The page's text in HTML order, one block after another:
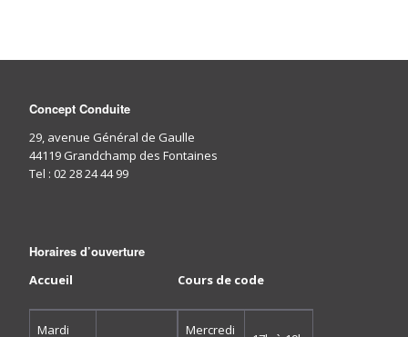
Concept Conduite
29, avenue Général de Gaulle
44119 Grandchamp des Fontaines
Tel : 02 28 24 44 99
Horaires d’ouverture
Accueil
Mardi
Cours de code
Mercredi